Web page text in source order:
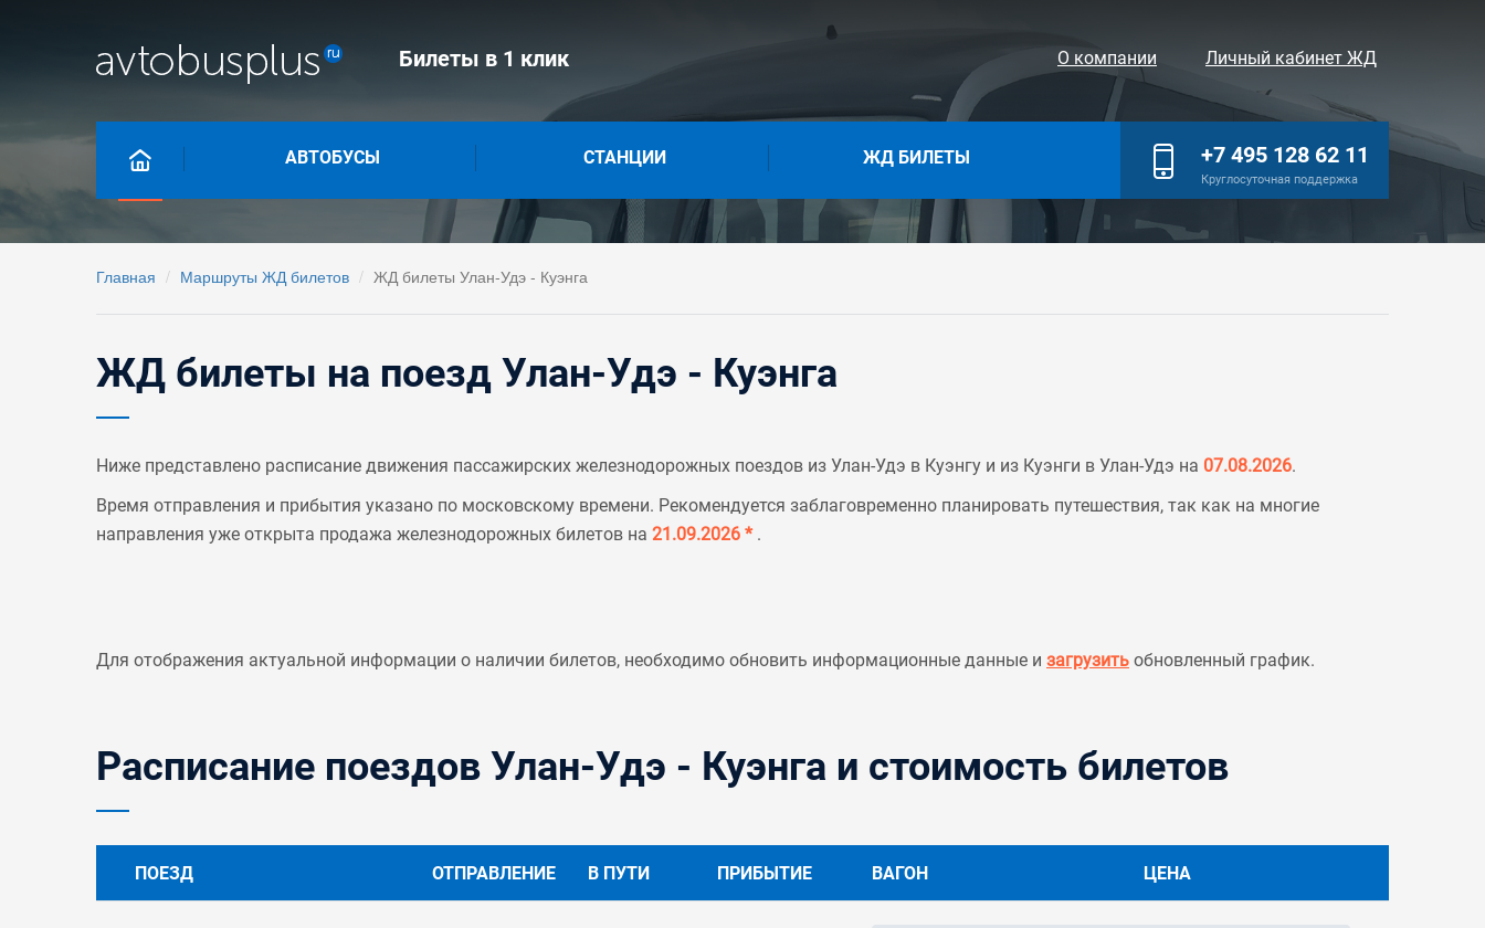
Билеты в 1 клик О компании Личный кабинет ЖД
АВТОБУСЫ СТАНЦИИ ЖД БИЛЕТЫ +7 495 128 62 11
Круглосуточная поддержка
Главная Маршруты ЖД билетов ЖД билеты Улан-Удэ - Куэнга
ЖД билеты на поезд Улан-Удэ - Куэнга
Ниже представлено расписание движения пассажирских железнодорожных поездов из Улан-Удэ в Куэнгу и из Куэнги в Улан-Удэ на 07.08.2026.
Время отправления и прибытия указано по московскому времени. Рекомендуется заблаговременно планировать путешествия, так как на многие
направления уже открыта продажа железнодорожных билетов на 21.09.2026 * .
Для отображения актуальной информации о наличии билетов, необходимо обновить информационные данные и загрузить обновленный график.
Расписание поездов Улан-Удэ - Куэнга и стоимость билетов
ПОЕЗД ОТПРАВЛЕНИЕ В ПУТИ ПРИБЫТИЕ ВАГОН ЦЕНА